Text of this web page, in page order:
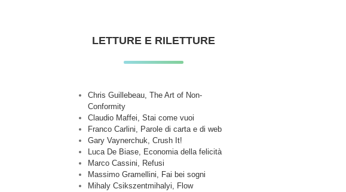
LETTURE E RILETTURE
Chris Guillebeau, The Art of Non-
Conformity
Claudio Maffei, Stai come vuoi
Franco Carlini, Parole di carta e di web
Gary Vaynerchuk, Crush It!
Luca De Biase, Economia della felicità
Marco Cassini, Refusi
Massimo Gramellini, Fai bei sogni
Mihaly Csikszentmihalyi, Flow